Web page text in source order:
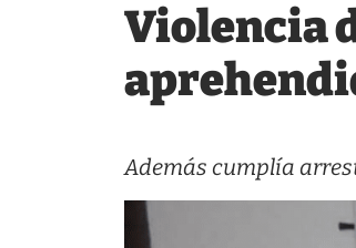
Violencia
Además cumplía